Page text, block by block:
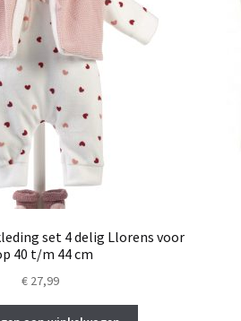
set 4 delig Llorens voor
40 t/m 44 cm
€27,99